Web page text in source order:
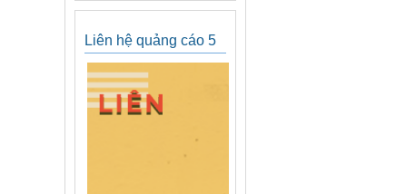
Liên hệ quảng cáo 5